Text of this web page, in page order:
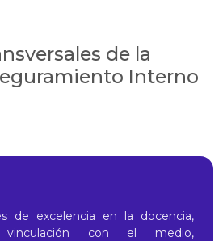
de la
Interno
de excelencia en la docencia,
vinculación con el medio,